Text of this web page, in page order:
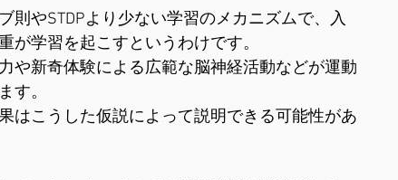
則やSTDPより少ない学習のメカニズムで、入
が学習を起こすというわけです。
や新奇体験による広範な脳神経活動などが運動
す。
はこうした仮説によって説明できる可能性があ